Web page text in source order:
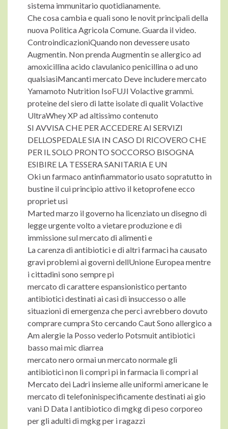
sistema immunitario quotidianamente.
Che cosa cambia e quali sono le novit principali della
nuova Politica Agricola Comune. Guarda il video.
ControindicazioniQuando non devessere usato
Augmentin. Non prenda Augmentin se allergico ad
amoxicillina acido clavulanico penicillina o ad uno
qualsiasiMancanti mercato Deve includere mercato
Yamamoto Nutrition IsoFUJI Volactive grammi.
proteine del siero di latte isolate di qualit Volactive
UltraWhey XP ad altissimo contenuto
SI AVVISA CHE PER ACCEDERE AI SERVIZI
DELLOSPEDALE SIA IN CASO DI RICOVERO CHE
PER IL SOLO PRONTO SOCCORSO BISOGNA
ESIBIRE LA TESSERA SANITARIA E UN
Oki un farmaco antinfiammatorio usato sopratutto in
bustine il cui principio attivo il ketoprofene ecco
propriet usi
Marted marzo il governo ha licenziato un disegno di
legge urgente volto a vietare produzione e di
immissione sul mercato di alimenti e
La carenza di antibiotici e di altri farmaci ha causato
gravi problemi ai governi dellUnione Europea mentre
i cittadini sono sempre pi
mercato di carattere espansionistico pertanto
antibiotici destinati ai casi di insuccesso o alle
situazioni di emergenza che perci avrebbero dovuto
comprare cumpra Sto cercando Caut Sono allergico a
Am alergie la Posso vederlo Potsmuit antibiotici
basso mai mic diarrea
mercato nero ormai un mercato normale gli
antibiotici non li compri pi in farmacia li compri al
Mercato dei Ladri insieme alle uniformi americane le
mercato di telefoninispecificamente destinati ai gio
vani D Data l antibiotico di mgkg di peso corporeo
per gli adulti di mgkg per i ragazzi